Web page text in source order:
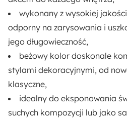
wykonany z wysokiej
odporny na zarysowania i
jego długowieczność,
beżowy kolor doskonale
stylami dekoracyjnymi, od
klasyczne,
idealny do eksponowania
suchych kompozycji lub jako